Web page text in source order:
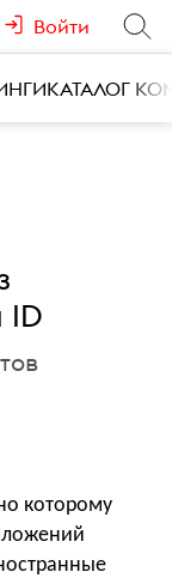
Войти
КАТАЛОГ
ID
которому